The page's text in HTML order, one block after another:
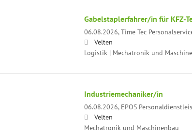
Gabelstaplerfahrer/in für KFZ-
06.08.2026,Time Tec
Velten
Logistik | Mechatronik und
Industriemechaniker/in
06.08.2026, EPOS
Velten
Mechatronik und Maschinenbau